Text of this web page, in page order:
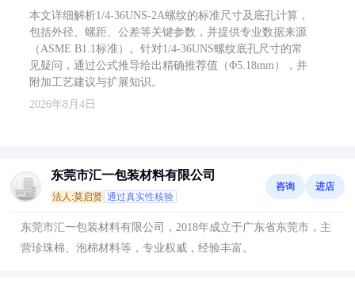
本文详细解析1/4-36UNS-2A螺纹的标准尺寸及底孔计算，
包括外径、螺距、公差等关键参数，并提供专业数据来源
（ASME B1.1标准）。针对1/4-36UNS螺纹底孔尺寸的常
见疑问，通过公式推导给出精确推荐值（Φ5.18mm），并
附加工艺建议与扩展知识。
2026年8月4日
东莞市汇一包装材料有限公司
法人:莫启贤 通过真实性核验
咨询 进店
东莞市汇一包装材料有限公司，2018年成立于广东省东莞市，主
营珍珠棉、泡棉材料等，专业权威，经验丰富。